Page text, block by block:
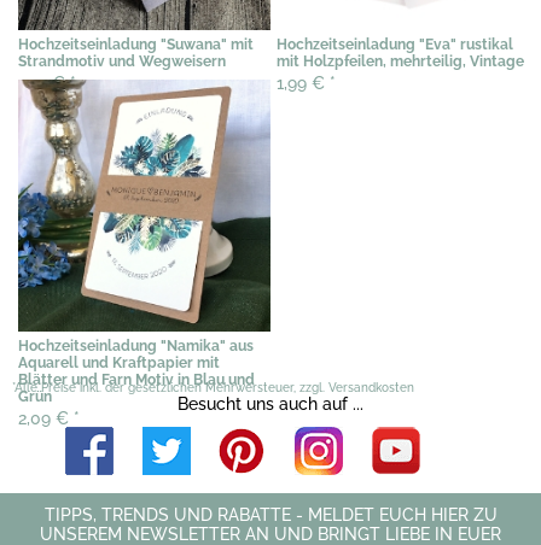
Hochzeitseinladung "Suwana" mit
Strandmotiv und Wegweisern
1,79 €*
Hochzeitseinladung "Eva" rustikal
mit Holzpfeilen, mehrteilig, Vintage
1,99 € *
Hochzeitseinladung "Namika" aus
Aquarell und Kraftpapier mit
Blätter und Farn Motiv in Blau und
Grün
2,09 € *
*Alle Preise inkl. der gesetzlichen Mehrwersteuer, zzgl. Versandkosten
Besucht uns auch auf ...
TIPPS, TRENDS UND RABATTE - MELDET EUCH HIER ZU
UNSEREM NEWSLETTER AN UND BRINGT LIEBE IN EUER